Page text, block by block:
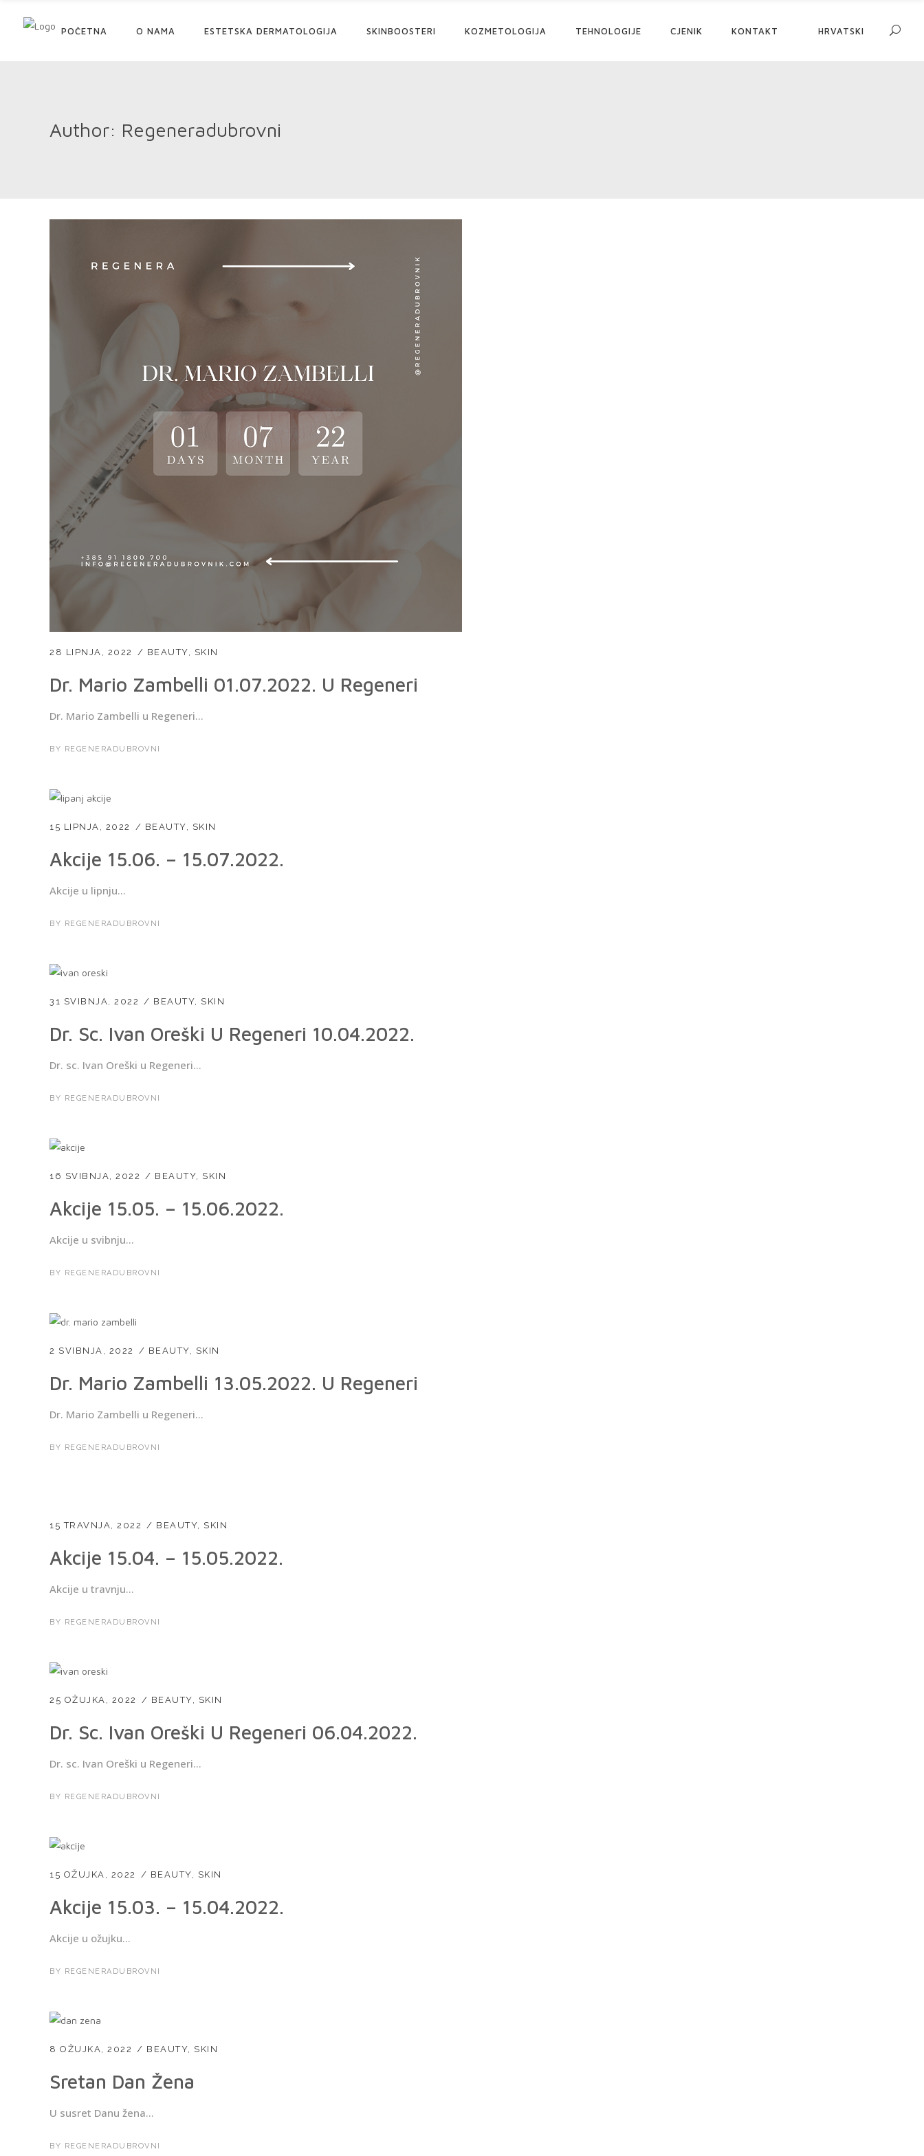
POČETNA O NAMA ESTETSKA DERMATOLOGIJA SKINBOOSTERI KOZMETOLOGIJA TEHNOLOGIJE CJENIK KONTAKT HRVATSKI
Author: Regeneradubrovni
28 LIPNJA, 2022 BEAUTY, SKIN
Dr. Mario Zambelli 01.07.2022. U Regeneri
Dr. Mario Zambelli u Regeneri...
BY REGENERADUBROVNI
15 LIPNJA, 2022 BEAUTY, SKIN
Akcije 15.06. – 15.07.2022.
Akcije u lipnju...
BY REGENERADUBROVNI
31 SVIBNJA, 2022 BEAUTY, SKIN
Dr. Sc. Ivan Oreški U Regeneri 10.04.2022.
Dr. sc. Ivan Oreški u Regeneri...
BY REGENERADUBROVNI
16 SVIBNJA, 2022 BEAUTY, SKIN
Akcije 15.05. – 15.06.2022.
Akcije u svibnju...
BY REGENERADUBROVNI
2 SVIBNJA, 2022 BEAUTY, SKIN
Dr. Mario Zambelli 13.05.2022. U Regeneri
Dr. Mario Zambelli u Regeneri...
BY REGENERADUBROVNI
15 TRAVNJA, 2022 BEAUTY, SKIN
Akcije 15.04. – 15.05.2022.
Akcije u travnju...
BY REGENERADUBROVNI
25 OŽUJKA, 2022 BEAUTY, SKIN
Dr. Sc. Ivan Oreški U Regeneri 06.04.2022.
Dr. sc. Ivan Oreški u Regeneri...
BY REGENERADUBROVNI
15 OŽUJKA, 2022 BEAUTY, SKIN
Akcije 15.03. – 15.04.2022.
Akcije u ožujku...
BY REGENERADUBROVNI
8 OŽUJKA, 2022 BEAUTY, SKIN
Sretan Dan Žena
U susret Danu žena...
BY REGENERADUBROVNI